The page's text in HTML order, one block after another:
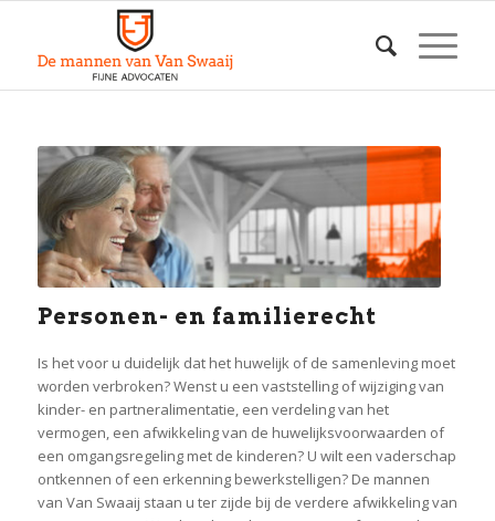
Personen- en familierecht
Is het voor u duidelijk dat het huwelijk of de samenleving moet
worden verbroken? Wenst u een vaststelling of wijziging van
kinder- en partneralimentatie, een verdeling van het
vermogen, een afwikkeling van de huwelijksvoorwaarden of
een omgangsregeling met de kinderen? U wilt een vaderschap
ontkennen of een erkenning bewerkstelligen? De mannen
van Van Swaaij staan u ter zijde bij de verdere afwikkeling van